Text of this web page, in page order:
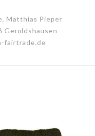
Matthias Pieper
Geroldshausen
fairtrade.de